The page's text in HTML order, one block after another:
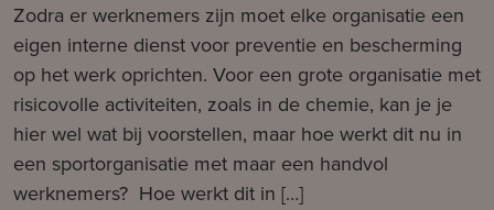
Zodra er werknemers zijn moet elke organisatie een
eigen interne dienst voor preventie en bescherming
op het werk oprichten. Voor een grote organisatie met
risicovolle activiteiten, zoals in de chemie, kan je je
hier wel wat bij voorstellen, maar hoe werkt dit nu in
een sportorganisatie met maar een handvol
werknemers? Hoe werkt dit in […]